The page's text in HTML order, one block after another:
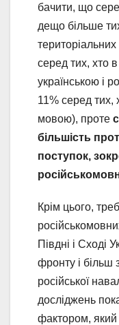
бачити, що
дещо більше
серед тих, хто в
українською і
11% серед тих,
мовою), проте
більшість
поступок,
Крім цього,
Півдні і Сході
фронту і більш
російської
досліджень
фактором, який